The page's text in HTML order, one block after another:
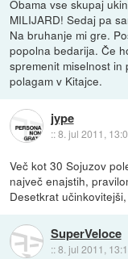
Obama vse skupaj
MILIJARD! Sedaj pa
Na bruhanje mi gre.
popolna bedarija. Če
spremenit miselnost in
polagam v Kitajce.
jype
::8. jul 2011,
Več kot 30 Sojuzov
največ enajstih,
Desetkrat
SuperVeloce
::8. jul 2011,